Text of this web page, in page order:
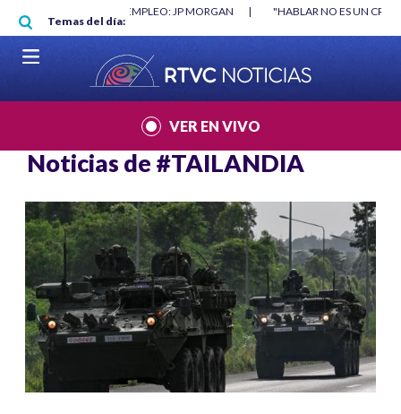
Pasar al contenido principal
Temas del día:
MÍNIMO NO DESTRUYÓ EMPLEO: JP MORGAN |
"HABLAR NO ES UN
MUNDIAL 2026
|
VER EN VIVO
Noticias de #TAILANDIA